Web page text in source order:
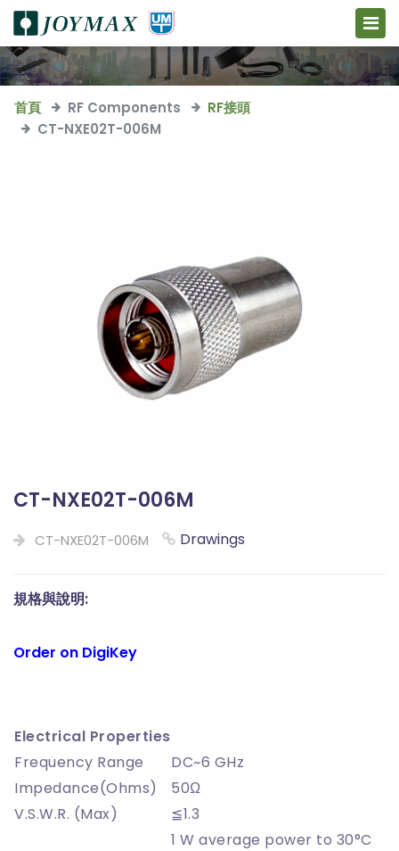
首頁 RF Components
RF接頭
CT-NXE02T-006M
CT-NXE02T-006M
CT-NXE02T-006M Drawings
規格與說明:
Order on DigiKey
Electrical Properties
Frequency Range
DC~6 GHz
Impedance(Ohms)
50Ω
V.S.W.R. (Max)
≦1.3
1 W average power to 30°C